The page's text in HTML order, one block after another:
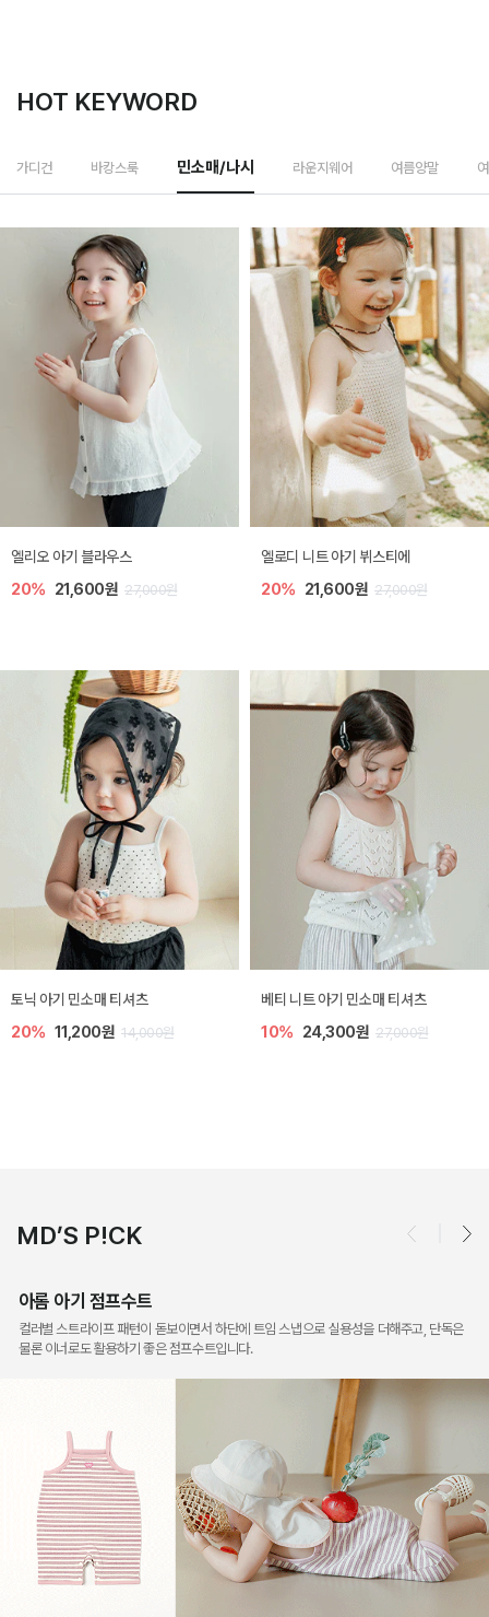
HOT KEYWORD
가디건 바캉스룩 민소매/나시 라운지웨어 여름양말
엘로디 니트 아기 뷔스티에
20% 21,600원
베티 니트 아기 민소매 티셔츠
10% 24,300원
미렐 아기 라운지웨어
10% 28,800원
렌디 아기 라운지웨어
10% 18,900원
MD’S P!CK
아롬 아기 점프수트
컬러별 스트라이프 패턴이 돋보이면서 하단에 트임 스냅으로 실용성을 더해주고, 단독은
물론 이너로도 활용하기 좋은 점프수트입니다.